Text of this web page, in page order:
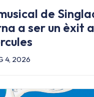
de
a ser un èxit
4, 2026